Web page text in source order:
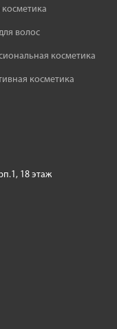
косметика
волос
косметика
косметика
18 этаж